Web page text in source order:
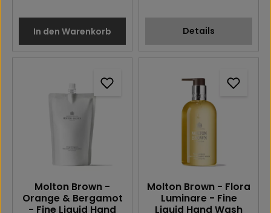
In den Warenkorb Details
Molton Brown -
Orange & Bergamot
- Fine Liquid Hand
Molton Brown - Flora
Luminare - Fine
Liquid Hand Wash